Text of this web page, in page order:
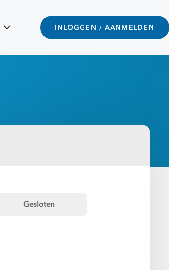
INLOGGEN / AANMELDEN
Gesloten